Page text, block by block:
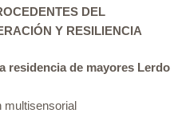
DEL
Y RESILIENCIA
residencia de mayores Lerdo
multisensorial